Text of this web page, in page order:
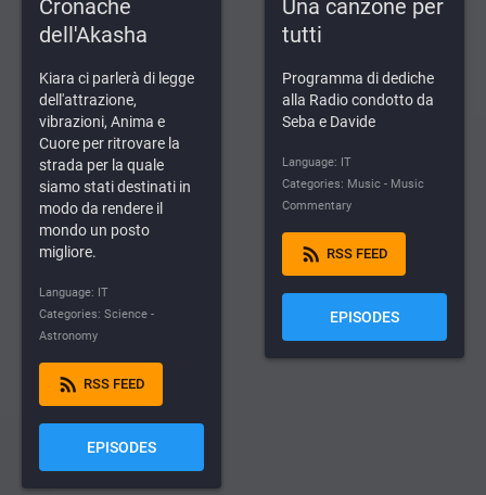
Cronache
dell'Akasha
Kiara ci parlerà di legge
dell'attrazione,
vibrazioni, Anima e
Cuore per ritrovare la
strada per la quale
siamo stati destinati in
modo da rendere il
mondo un posto
migliore.
Language: IT
Categories: Science -
Astronomy
rss_feed RSS FEED
EPISODES
Una canzone per
tutti
Programma di dediche
alla Radio condotto da
Seba e Davide
Language: IT
Categories: Music - Music
Commentary
rss_feed RSS FEED
EPISODES